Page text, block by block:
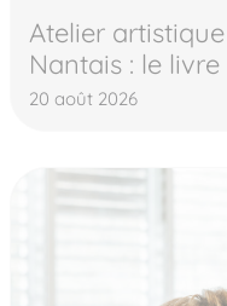
Atelier
Nantais : le
20 août 2026